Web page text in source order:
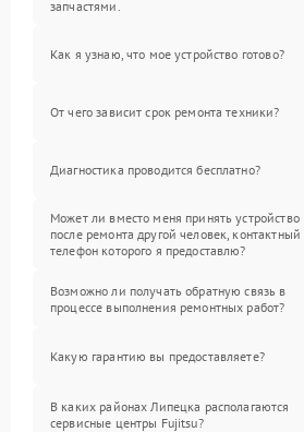
запчастями.
Как я узнаю, что мое устройство готово?
От чего зависит срок ремонта техники?
Диагностика проводится бесплатно?
Может ли вместо меня принять устройство
после ремонта другой человек, контактный
телефон которого я предоставлю?
Возможно ли получать обратную связь в
процессе выполнения ремонтных работ?
Какую гарантию вы предоставляете?
В каких районах Липецка располагаются
сервисные центры Fujitsu?